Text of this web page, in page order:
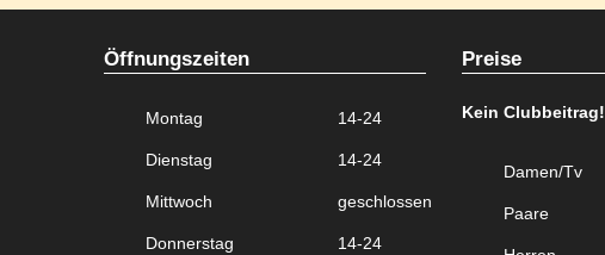
Öffnungszeiten
Montag
Dienstag
Mittwoch
Donnerstag
14-24
14-24
geschlossen
14-24
Preise
Kein Clubbeitrag!
Damen/Tv
Paare